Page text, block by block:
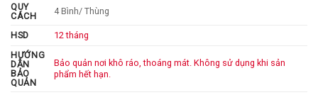
QUY
CÁCH
4 Bình/ Thùng
HSD
12 tháng
HƯỚNG
DẪN
BẢO
QUẢN
Bảo quản nơi khô ráo, thoáng mát. Không sử dụng khi sản
phẩm hết hạn.